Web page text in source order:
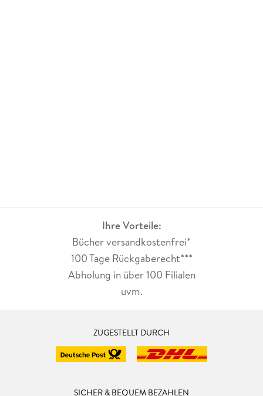
Ihre Vorteile:
Bücher versandkostenfrei*
100 Tage Rückgaberecht***
Abholung in über 100 Filialen
uvm.
ZUGESTELLT DURCH
SICHER & BEQUEM BEZAHLEN